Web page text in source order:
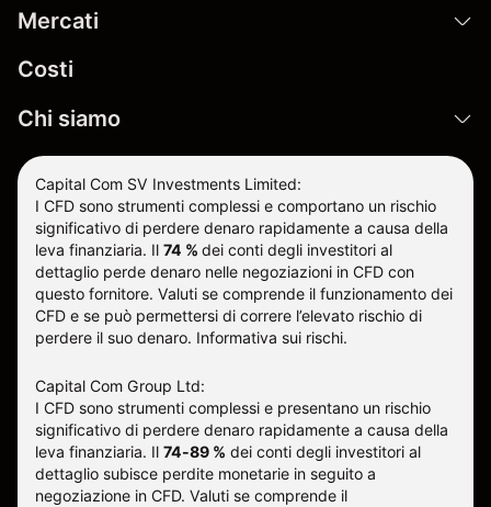
Mercati
Costi
Chi siamo
Capital Com SV Investments Limited:
I CFD sono strumenti complessi e comportano un rischio
significativo di perdere denaro rapidamente a causa della
leva finanziaria. Il 74 % dei conti degli investitori al
dettaglio perde denaro nelle negoziazioni in CFD con
questo fornitore. Valuti se comprende il funzionamento dei
CFD e se può permettersi di correre l’elevato rischio di
perdere il suo denaro. Informativa sui rischi.
Capital Com Group Ltd:
I CFD sono strumenti complessi e presentano un rischio
significativo di perdere denaro rapidamente a causa della
leva finanziaria. Il 74-89 % dei conti degli investitori al
dettaglio subisce perdite monetarie in seguito a
negoziazione in CFD. Valuti se comprende il